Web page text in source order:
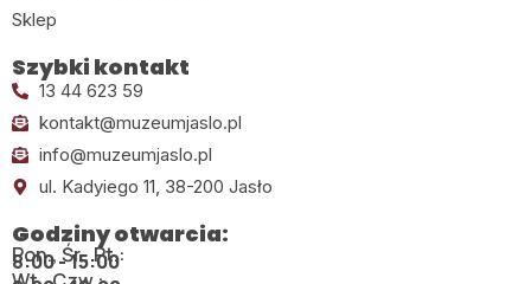
Sklep
Szybki kontakt
13 44 623 59
kontakt@muzeumjaslo.pl
info@muzeumjaslo.pl
ul. Kadyiego 11, 38-200 Jasło
Godziny otwarcia:
Pon., Śr., Pt.:
8:00 - 15:00